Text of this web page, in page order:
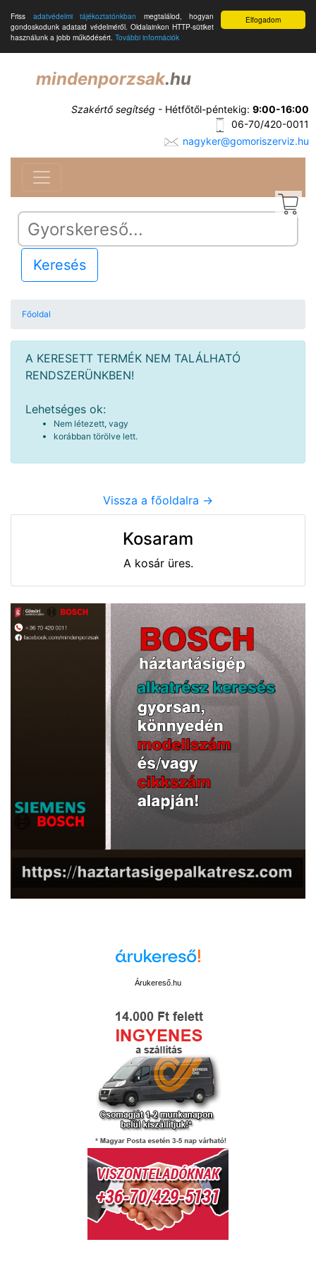
Elfogadom
Friss adatvédelmi tájékoztatónkban megtalálod, hogyan
gondoskodunk adataid védelméről. Oldalainkon HTTP-sütiket
használunk a jobb működésért. További információk
mindenporzsak.hu
Szakértő segítség - Hétfőtől-péntekig: 9:00-16:00
06-70/420-0011
nagyker@gomoriszerviz.hu
Keresés
Főoldal
A KERESETT TERMÉK NEM TALÁLHATÓ
RENDSZERÜNKBEN!
Lehetséges ok:
Nem létezett, vagy
korábban törölve lett.
Vissza a főoldalra ->
Kosaram
A kosár üres.
Árukereső.hu